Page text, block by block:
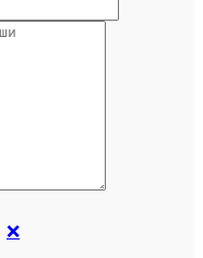
❌